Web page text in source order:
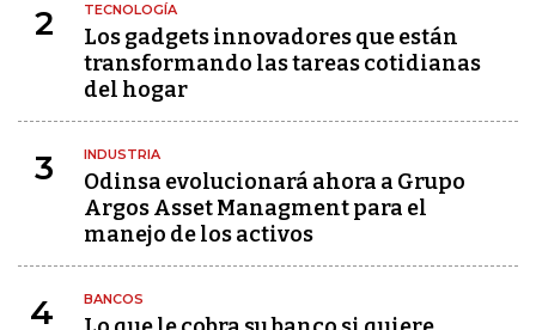
2 TECNOLOGÍA
Los gadgets innovadores que están
transformando las tareas cotidianas
del hogar
3 INDUSTRIA
Odinsa evolucionará ahora a Grupo
Argos Asset Managment para el
manejo de los activos
4 BANCOS